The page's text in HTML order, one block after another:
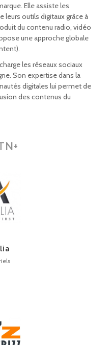
Elle assiste les
leurs outils digitaux grâce à
du contenu radio, vidéo
une approche globale
les réseaux sociaux
Son expertise dans la
digitales lui permet de
des contenus du